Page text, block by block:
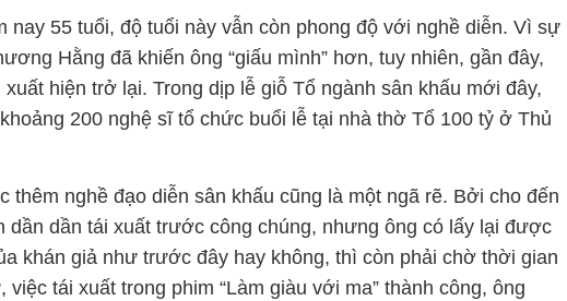
nay 55 tuổi, độ tuổi này vẫn còn phong độ với nghề diễn. Vì sự
Hằng đã khiến ông “giấu mình” hơn, tuy nhiên, gần đây,
xuất hiện trở lại. Trong dịp lễ giỗ Tổ ngành sân khấu mới đây,
200 nghệ sĩ tổ chức buổi lễ tại nhà thờ Tổ 100 tỷ ở Thủ
thêm nghề đạo diễn sân khấu cũng là một ngã rẽ. Bởi cho đến
dần dần tái xuất trước công chúng, nhưng ông có lấy lại được
khán giả như trước đây hay không, thì còn phải chờ thời gian
việc tái xuất trong phim “Làm giàu với ma” thành công, ông